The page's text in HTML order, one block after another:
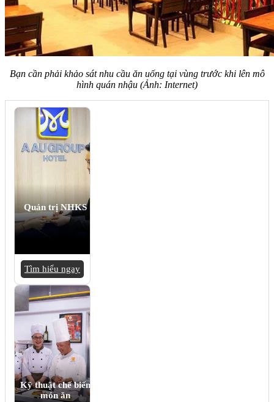
Bạn cần phải khảo sát nhu cầu ăn uống tại vùng trước khi lên mô
hình quán nhậu (Ảnh: Internet)
Quản trị NHKS
Tìm hiểu ngay
Kỹ thuật chế biến
món ăn